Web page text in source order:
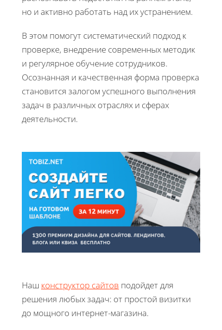
но и активно работать над их устранением.
В этом помогут систематический подход к
проверке, внедрение современных методик
и регулярное обучение сотрудников.
Осознанная и качественная форма проверка
становится залогом успешного выполнения
задач в различных отраслях и сферах
деятельности.
Наш конструктор сайтов подойдет для
решения любых задач: от простой визитки
до мощного интернет-магазина.